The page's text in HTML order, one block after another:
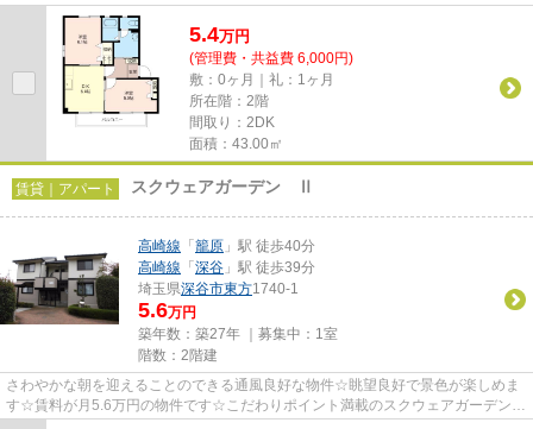
です！こだわりポイント満載の...
5.4万円
(管理費・共益費 6,000円)
敷：0ヶ月｜礼：1ヶ月
所在階：2階
間取り：2DK
面積：43.00㎡
賃貸｜アパート スクウェアガーデン Ⅱ
高崎線 「 籠原 」駅 徒歩40分
高崎線 「 深谷 」駅 徒歩39分
埼玉県深谷市東方1740-1
5.6万円
築年数：築27年 ｜募集中： 1室
階数：2階建
さわやかな朝を迎えることのできる通風良好な物件☆眺望良好で景色が楽しめま
す☆賃料が月5.6万円の物件です☆こだわりポイント満載のスクウェアガーデン